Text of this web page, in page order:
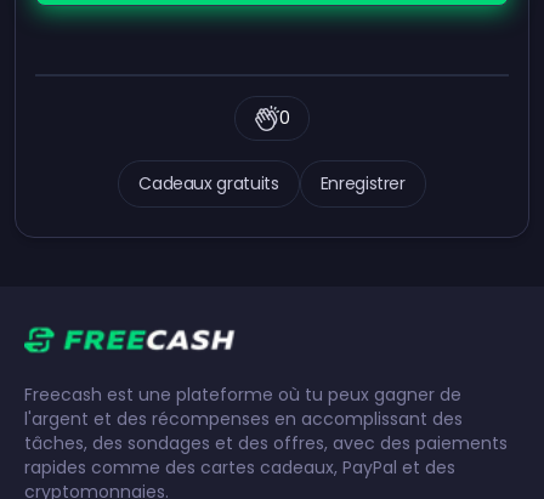
Cadeaux gratuits Enregistrer
0
Freecash est une plateforme où tu peux gagner de
l'argent et des récompenses en accomplissant des
tâches, des sondages et des offres, avec des paiements
rapides comme des cartes cadeaux, PayPal et des
cryptomonnaies.